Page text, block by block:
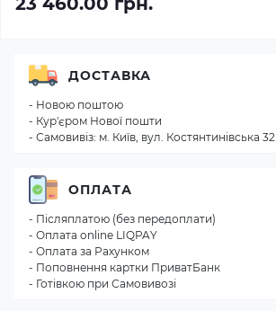
ДОСТАВКА
- Новою поштою
- Кур'єром Нової пошти
- Самовивіз: м. Київ, вул. Костянтинівська 32
ОПЛАТА
- Післяплатою (без передоплати)
- Оплата online LIQPAY
- Оплата за Рахунком
- Поповнення картки ПриватБанк
- Готівкою при Самовивозі